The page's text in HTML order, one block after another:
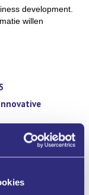
development.
willen
van AI-doelen.